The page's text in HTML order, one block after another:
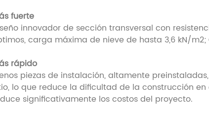
fuerte
innovador de sección transversal con
carga máxima de nieve de hasta 3,6 kN/
rápido
piezas de instalación, altamente
lo que reduce la dificultad de la construcción
significativamente los costos del proyecto.